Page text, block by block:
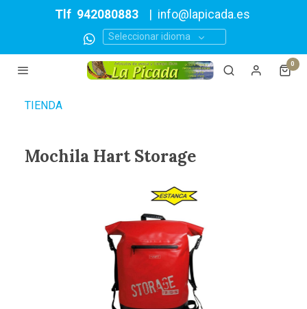
Tlf 942080883 info@lapicada.es
Seleccionar idioma
0
TIENDA
Mochila Hart Storage